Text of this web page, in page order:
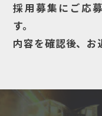
採用募集にご応
す。
内容を確認後、お